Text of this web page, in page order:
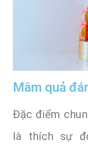
Mâm quả
Đặc điểm
là thích sự